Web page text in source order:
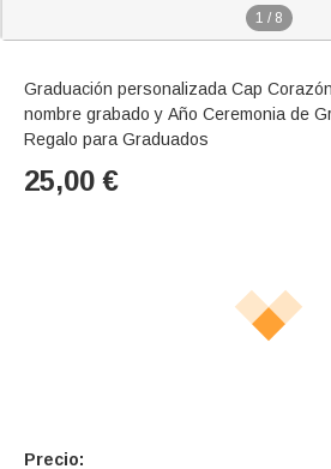
1 / 8
Graduación personalizada Cap
nombre grabado y Año Ceremonia de
Regalo para Graduados
25,00 €
Precio: